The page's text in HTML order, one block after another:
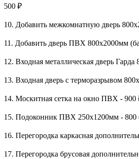
500 ₽
10. Добавить межкомнатную дверь
11. Добавить дверь ПВХ 800х2000мм
12. Входная металлическая дверь
13. Входная дверь с терморазрывом
14. Москитная сетка на окно ПВХ - 900
15. Подоконник ПВХ 250х1200мм - 800
16. Перегородка каркасная
17. Перегородка брусовая